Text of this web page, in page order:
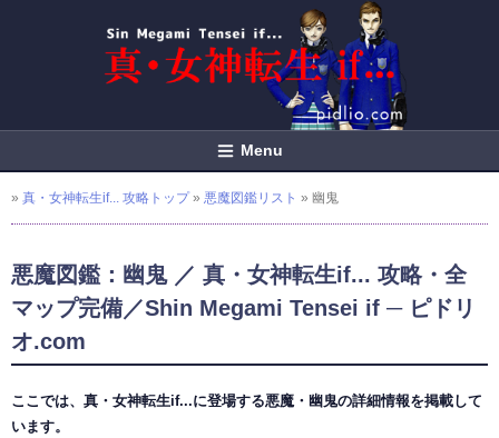
Menu
» 真・女神転生if... 攻略トップ» 悪魔図鑑リスト » 幽鬼
悪魔図鑑：幽鬼 ／ 真・女神転生if... 攻略・全
マップ完備／Shin Megami Tensei if ─ ピドリ
オ.com
ここでは、真・女神転生if...に登場する悪魔・幽鬼の詳細情報を掲載して
います。